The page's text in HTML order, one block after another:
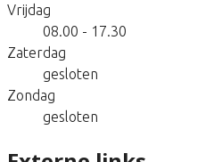
Vrijdag
08.00 - 17.30
Zaterdag
gesloten
Zondag
gesloten